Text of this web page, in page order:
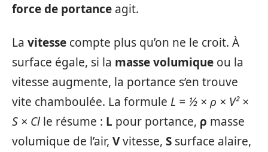
force de portance agit.
La vitesse compte plus qu’on ne le croit. À
surface égale, si la masse volumique ou la
vitesse augmente, la portance s’en trouve
vite chamboulée. La formule L = ½ × ρ × V² ×
S × Clle résume : L pour portance, ρ masse
volumique de l’air, Vvitesse, S surface alaire,